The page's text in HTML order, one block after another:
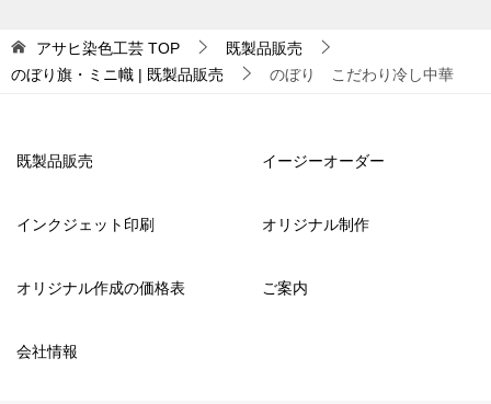
アサヒ染色工芸 TOP
既製品販売
のぼり旗・ミニ幟 | 既製品販売
のぼり こだわり冷し中華
既製品販売 イージーオーダー
インクジェット印刷 オリジナル制作
オリジナル作成の価格表 ご案内
会社情報